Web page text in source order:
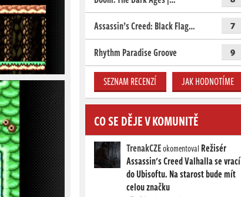
Assassin’s Creed: Black Flag… 7
Rhythm Paradise Groove 9
SEZNAM RECENZÍ JAK HODNOTÍME
CO SE DĚJE V KOMUNITĚ
TrenakCZEokomentoval Režisér
Assassin's Creed Valhalla se vrací
do Ubisoftu. Na starost bude mít
celou značku